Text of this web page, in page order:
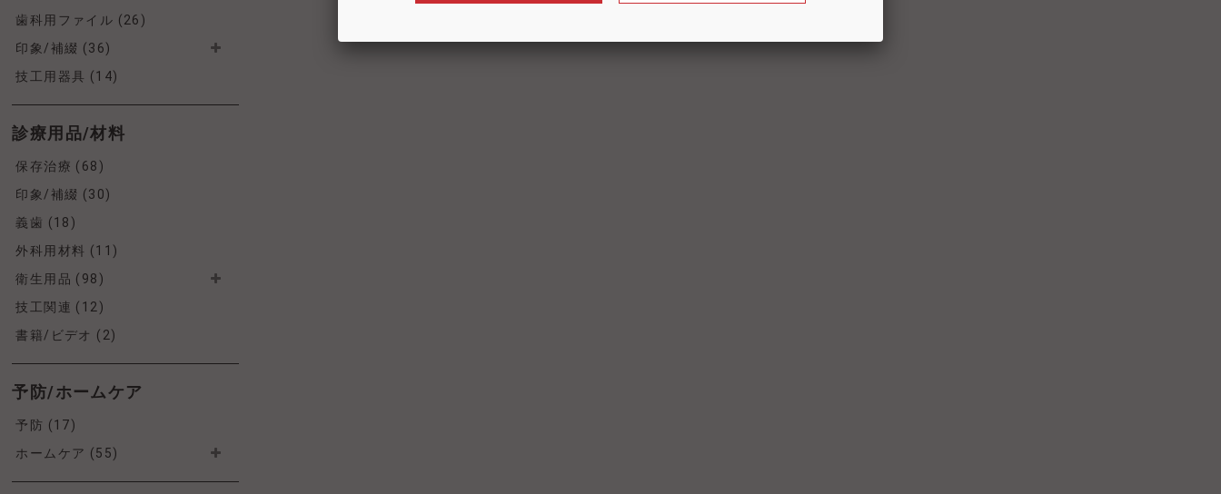
歯科用ファイル (26)
印象/補綴 (36)
技工用器具 (14)
診療用品/材料
保存治療 (68)
印象/補綴 (30)
義歯 (18)
外科用材料 (11)
衛生用品 (98)
技工関連 (12)
書籍/ビデオ (2)
予防/ホームケア
予防 (17)
ホームケア (55)